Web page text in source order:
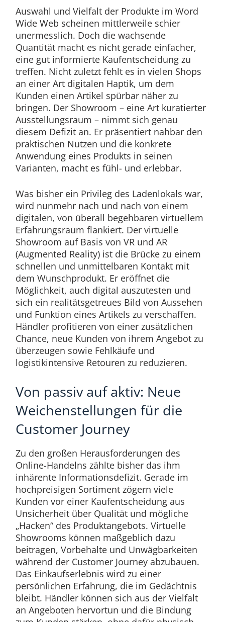
Auswahl und Vielfalt der Produkte im Word
Wide Web scheinen mittlerweile schier
unermesslich. Doch die wachsende
Quantität macht es nicht gerade einfacher,
eine gut informierte Kaufentscheidung zu
treffen. Nicht zuletzt fehlt es in vielen Shops
an einer Art digitalen Haptik, um dem
Kunden einen Artikel spürbar näher zu
bringen. Der Showroom – eine Art kuratierter
Ausstellungsraum – nimmt sich genau
diesem Defizit an. Er präsentiert nahbar den
praktischen Nutzen und die konkrete
Anwendung eines Produkts in seinen
Varianten, macht es fühl- und erlebbar.
Was bisher ein Privileg des Ladenlokals war,
wird nunmehr nach und nach von einem
digitalen, von überall begehbaren virtuellem
Erfahrungsraum flankiert. Der virtuelle
Showroom auf Basis von VR und AR
(Augmented Reality) ist die Brücke zu einem
schnellen und unmittelbaren Kontakt mit
dem Wunschprodukt. Er eröffnet die
Möglichkeit, auch digital auszutesten und
sich ein realitätsgetreues Bild von Aussehen
und Funktion eines Artikels zu verschaffen.
Händler profitieren von einer zusätzlichen
Chance, neue Kunden von ihrem Angebot zu
überzeugen sowie Fehlkäufe und
logistikintensive Retouren zu reduzieren.
Von passiv auf aktiv: Neue
Weichenstellungen für die
Customer Journey
Zu den großen Herausforderungen des
Online-Handelns zählte bisher das ihm
inhärente Informationsdefizit. Gerade im
hochpreisigen Sortiment zögern viele
Kunden vor einer Kaufentscheidung aus
Unsicherheit über Qualität und mögliche
„Hacken“ des Produktangebots. Virtuelle
Showrooms können maßgeblich dazu
beitragen, Vorbehalte und Unwägbarkeiten
während der Customer Journey abzubauen.
Das Einkaufserlebnis wird zu einer
persönlichen Erfahrung, die im Gedächtnis
bleibt. Händler können sich aus der Vielfalt
an Angeboten hervortun und die Bindung